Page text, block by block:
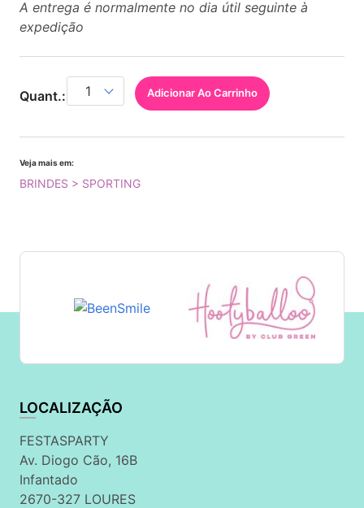
A entrega é normalmente no dia útil seguinte à
expedição
Quant.: Adicionar Ao Carrinho
Veja mais em:
BRINDES > SPORTING
LOCALIZAÇÃO
FESTASPARTY
Av. Diogo Cão, 16B
Infantado
2670-327 LOURES